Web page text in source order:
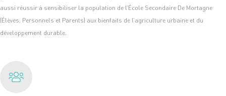
aussi réussir à sensibiliser la population de l’École Secondaire De Mortagne
(Élèves, Personnels et Parents) aux bienfaits de l’agriculture urbaine et du
développement durable.